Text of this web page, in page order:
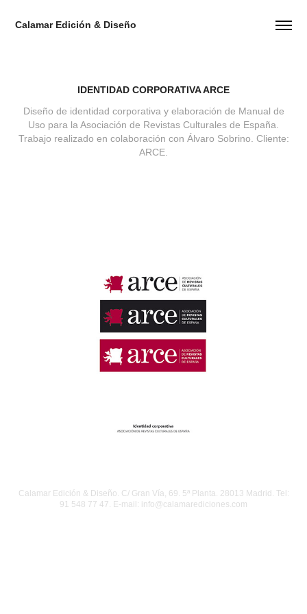
Calamar Edición & Diseño
IDENTIDAD CORPORATIVA ARCE
Diseño de identidad corporativa y elaboración de Manual de
Uso para la Asociación de Revistas Culturales de España.
Trabajo realizado en colaboración con Álvaro Sobrino. Cliente:
Calamar Edición & Diseño. C/ Gran Vía, 69. 5ª Planta. 28013 Madrid. Tel:
91 548 77 47. E-mail: info@calamarediciones.com